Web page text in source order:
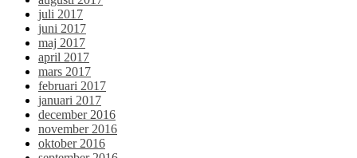
juli 2017
juni 2017
maj 2017
april 2017
mars 2017
februari 2017
januari 2017
december 2016
november 2016
oktober 2016